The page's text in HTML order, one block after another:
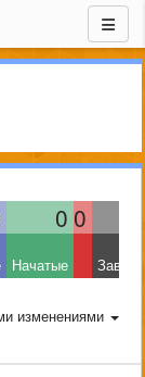
0 0
Начатые
изменениями